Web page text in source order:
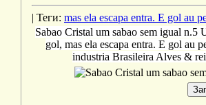
| Теги: mas ela escapa entra. E gol au
Sabao Cristal um sabao sem igual n.5
gol, mas ela escapa entra. E gol au
industria Brasileira Alves &